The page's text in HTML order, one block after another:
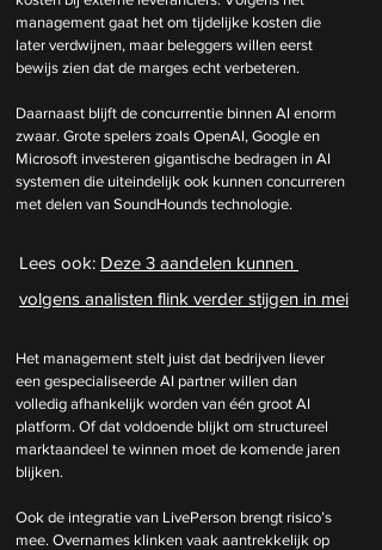
management gaat het om tijdelijke kosten die
later verdwijnen, maar beleggers willen eerst
bewijs zien dat de marges echt verbeteren.
Daarnaast blijft de concurrentie binnen AI enorm
zwaar. Grote spelers zoals OpenAI, Google en
Microsoft investeren gigantische bedragen in AI
systemen die uiteindelijk ook kunnen concurreren
met delen van SoundHounds technologie.
Lees ook: Deze 3 aandelen kunnen
volgens analisten flink verder stijgen in mei
Het management stelt juist dat bedrijven liever
een gespecialiseerde AI partner willen dan
volledig afhankelijk worden van één groot AI
platform. Of dat voldoende blijkt om structureel
marktaandeel te winnen moet de komende jaren
blijken.
Ook de integratie van LivePerson brengt risico’s
mee. Overnames klinken vaak aantrekkelijk op